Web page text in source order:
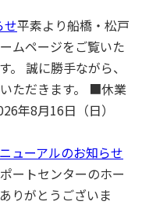
せ平素より船橋・松⼾
ムページをご覧いた
。 誠に勝手ながら、
ただきます。 ■休業
年8月16日（日）
ューアルのお知らせ
ートセンターのホー
りがとうございま